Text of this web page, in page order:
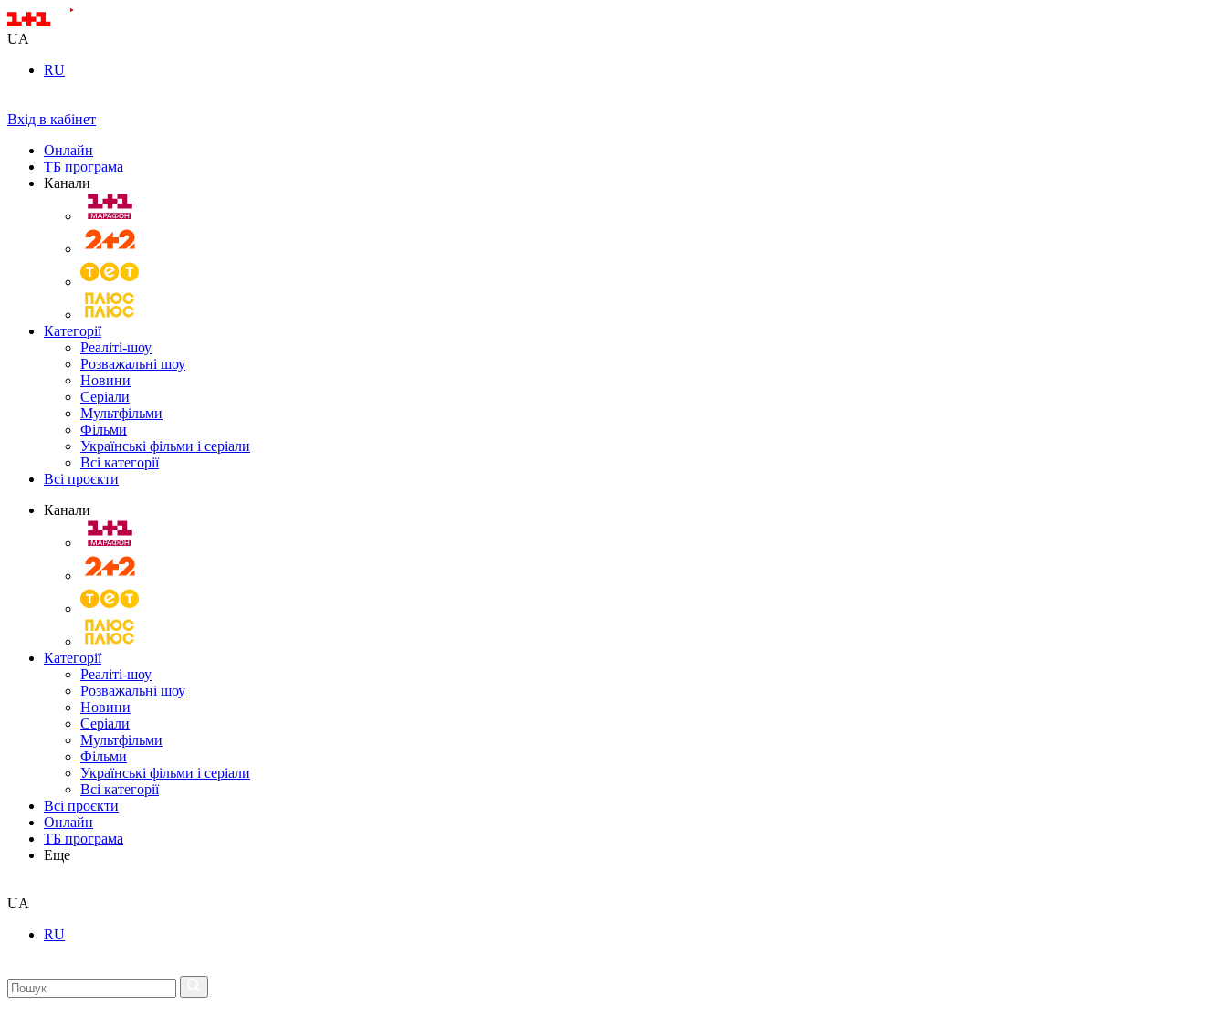
UA
RU
Вхід в кабінет
Онлайн
ТБ програма
Канали
Категорії
Реаліті-шоу
Розважальні шоу
Новини
Серіали
Мультфільми
Фільми
Українські фільми і серіали
Всі категорії
Всі проєкти
Канали
Категорії
Реаліті-шоу
Розважальні шоу
Новини
Серіали
Мультфільми
Фільми
Українські фільми і серіали
Всі категорії
Всі проєкти
Онлайн
ТБ програма
Еще
UA
RU